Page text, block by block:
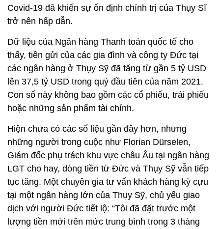
Covid-19 đã khiến sự ổn định chính trị của Thụy Sĩ
trở nên hấp dẫn.
Dữ liệu của Ngân hàng Thanh toán quốc tế cho
thấy, tiền gửi của các gia đình và công ty Đức tại
các ngân hàng ở Thụy Sỹ đã tăng từ gần 5 tỷ USD
lên 37,5 tỷ USD trong quý đầu tiên của năm 2021.
Con số này không bao gồm các cổ phiếu, trái phiếu
hoặc những sản phẩm tài chính.
Hiện chưa có các số liệu gần đây hơn, nhưng
những người trong cuộc như Florian Dürselen,
Giám đốc phụ trách khu vực châu Âu tại ngân hàng
LGT cho hay, dòng tiền từ Đức và Thụy Sỹ vẫn tiếp
tục tăng. Một chuyên gia tư vấn khách hàng kỳ cựu
tại một ngân hàng lớn của Thụy Sỹ, chủ yếu giao
dịch với người Đức tiết lộ: “Tôi đã đặt trước một
lượng tiền mới trên mức trung bình trong 3 tháng